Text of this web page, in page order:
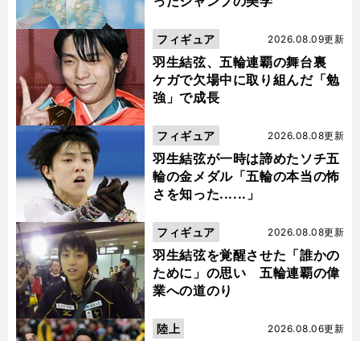
羽生結弦、五輪連覇の舞台裏
ケガで欠場中に取り組んだ「勉
強」で成長
2026.08.09更新
フィギュア
羽生結弦が一時は諦めたソチ五
輪の金メダル「五輪の本当の怖
さを知った......」
2026.08.08更新
フィギュア
羽生結弦を覚醒させた「誰かの
ために」の思い 五輪連覇の偉
業への道のり
2026.08.08更新
フィギュア
2026.08.06更新
陸上